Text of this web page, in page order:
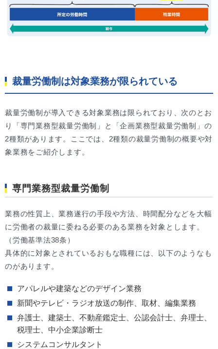
裁量労働制は対象業務が限られている
裁量労働制が導入できる対象業務は限られており、次のとお
り「専門業務型裁量労働制」と「企画業務型裁量労働制」の
2種類があります。ここでは、2種類の裁量労働制の概要や対
象業務をご紹介します。
専門業務型裁量労働制
業務の性質上、業務遂行の手段や方法、時間配分などを大幅
に労働者の裁量に委ねる必要のある業務を対象とします。
（労働基準法38条）
具体的に対象とされているおもな職種には、以下のようなも
のがあります。
アパレルや建築などのデザイン業務
新聞やテレビ・ラジオ放送の制作、取材、編集業務
弁護士、建築士、不動産鑑定士、公認会計士、弁理士、
税理士、中小企業診断士
システムコンサルタント